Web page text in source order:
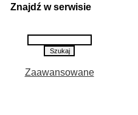
Znajdź w serwisie
Zaawansowane